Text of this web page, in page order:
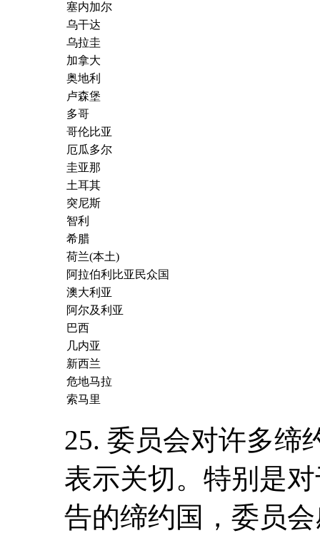
塞内加尔
乌干达
乌拉圭
加拿大
奥地利
卢森堡
多哥
哥伦比亚
厄瓜多尔
圭亚那
土耳其
突尼斯
智利
希腊
荷兰(本土)
阿拉伯利比亚民众国
澳大利亚
阿尔及利亚
巴西
几内亚
新西兰
危地马拉
索马里
25. 委员会对许多缔
表示关切。特别是
告的缔约国，委员